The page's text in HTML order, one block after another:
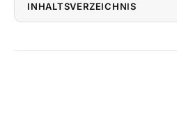
INHALTSVERZEICHNIS